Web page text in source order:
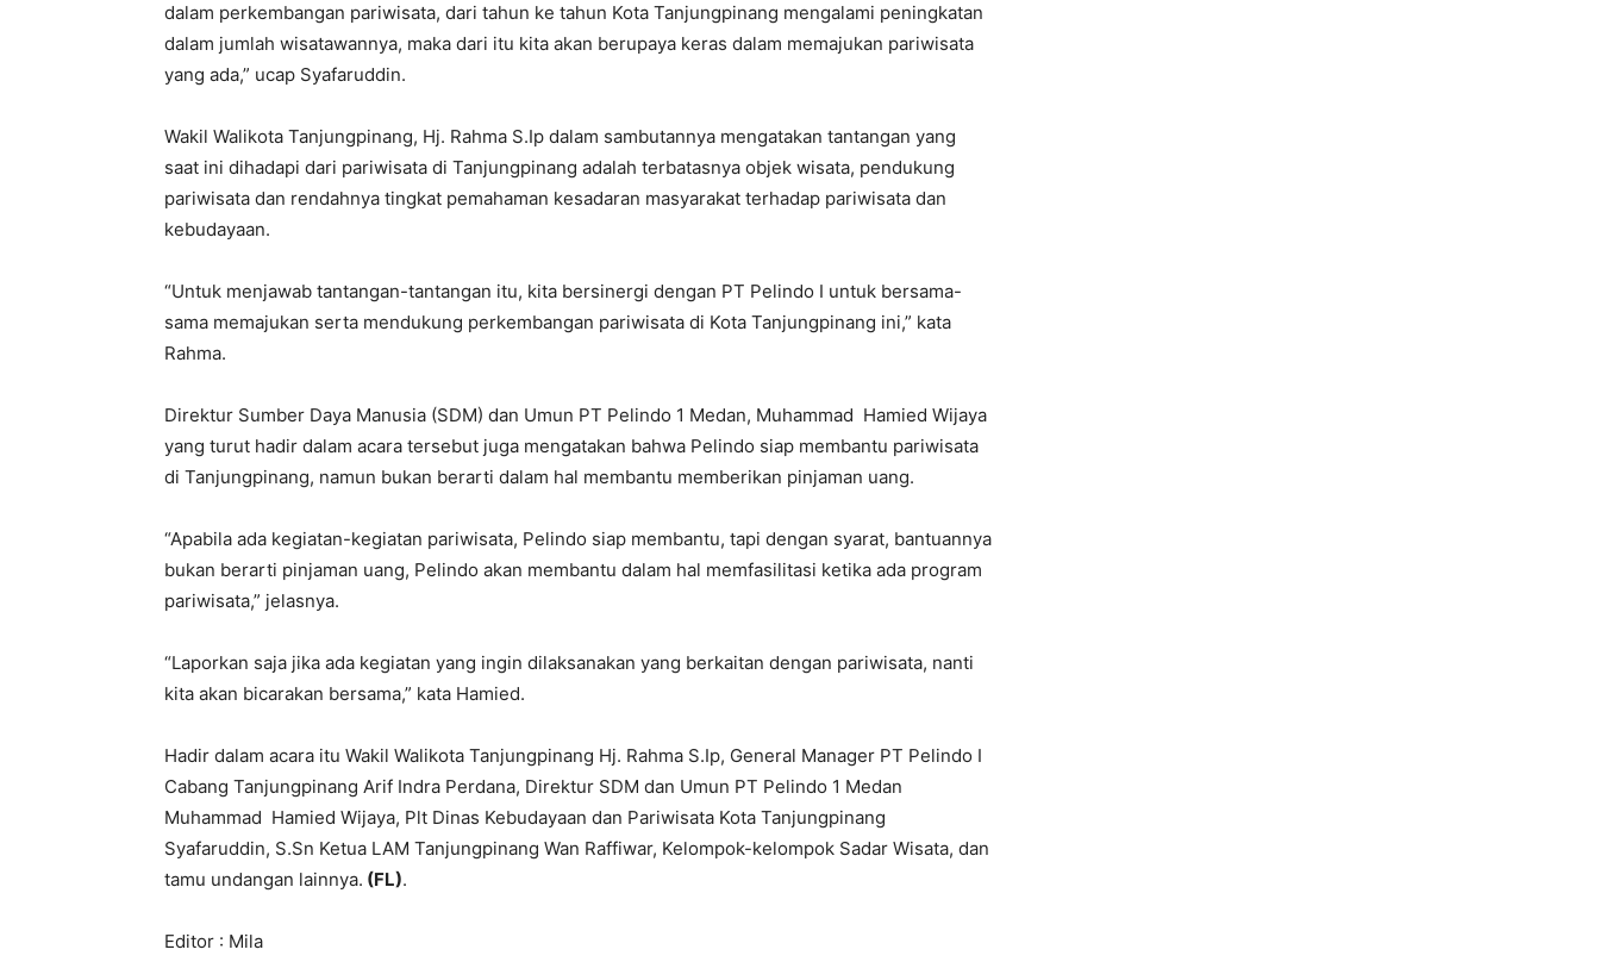
dalam perkembangan pariwisata, dari tahun ke tahun Kota Tanjungpinang mengalami peningkatan
dalam jumlah wisatawannya, maka dari itu kita akan berupaya keras dalam memajukan pariwisata
yang ada,” ucap Syafaruddin.
Wakil Walikota Tanjungpinang, Hj. Rahma S.Ip dalam sambutannya mengatakan tantangan yang
saat ini dihadapi dari pariwisata di Tanjungpinang adalah terbatasnya objek wisata, pendukung
pariwisata dan rendahnya tingkat pemahaman kesadaran masyarakat terhadap pariwisata dan
kebudayaan.
“Untuk menjawab tantangan-tantangan itu, kita bersinergi dengan PT Pelindo I untuk bersama-
sama memajukan serta mendukung perkembangan pariwisata di Kota Tanjungpinang ini,” kata
Rahma.
Direktur Sumber Daya Manusia (SDM) dan Umun PT Pelindo 1 Medan, Muhammad Hamied Wijaya
yang turut hadir dalam acara tersebut juga mengatakan bahwa Pelindo siap membantu pariwisata
di Tanjungpinang, namun bukan berarti dalam hal membantu memberikan pinjaman uang.
“Apabila ada kegiatan-kegiatan pariwisata, Pelindo siap membantu, tapi dengan syarat, bantuannya
bukan berarti pinjaman uang, Pelindo akan membantu dalam hal memfasilitasi ketika ada program
pariwisata,” jelasnya.
“Laporkan saja jika ada kegiatan yang ingin dilaksanakan yang berkaitan dengan pariwisata, nanti
kita akan bicarakan bersama,” kata Hamied.
Hadir dalam acara itu Wakil Walikota Tanjungpinang Hj. Rahma S.Ip, General Manager PT Pelindo I
Cabang Tanjungpinang Arif Indra Perdana, Direktur SDM dan Umun PT Pelindo 1 Medan
Muhammad Hamied Wijaya, Plt Dinas Kebudayaan dan Pariwisata Kota Tanjungpinang
Syafaruddin, S.Sn Ketua LAM Tanjungpinang Wan Raffiwar, Kelompok-kelompok Sadar Wisata, dan
tamu undangan lainnya. (FL).
Editor : Mila